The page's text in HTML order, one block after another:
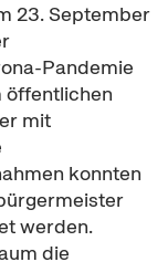
23. September
Pandemie
öffentlichen
mit
konnten
werden.
die